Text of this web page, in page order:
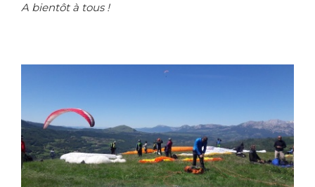
A bientôt à tous !